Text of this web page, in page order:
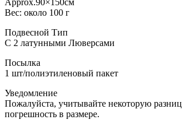
Вес: около 100 г
Подвесной Тип
С 2 латунными Люверсами
Посылка
1 шт/полиэтиленовый пакет
Уведомление
Пожалуйста, учитывайте некоторую
погрешность в размере.